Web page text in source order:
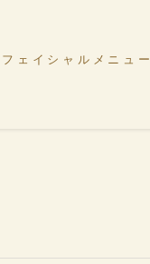
フェイシャルメニュー